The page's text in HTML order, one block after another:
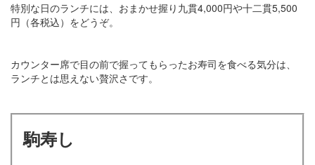
特別な日のランチには、おまかせ握り九貫4,000円や十二貫5,500
円（各税込）をどうぞ。
カウンター席で目の前で握ってもらったお寿司を食べる気分は、
ランチとは思えない贅沢さです。
駒寿し